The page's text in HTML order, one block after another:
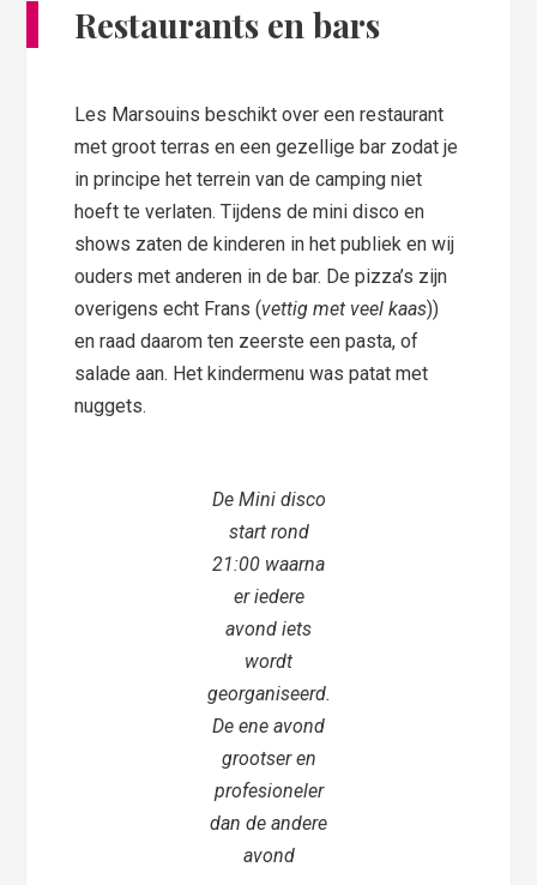
Restaurants en bars
Les Marsouins beschikt over een restaurant
met groot terras en een gezellige bar zodat je
in principe het terrein van de camping niet
hoeft te verlaten. Tijdens de mini disco en
shows zaten de kinderen in het publiek en wij
ouders met anderen in de bar. De pizza’s zijn
overigens echt Frans (vettig met veel kaas))
en raad daarom ten zeerste een pasta, of
salade aan. Het kindermenu was patat met
nuggets.
De Mini disco
start rond
21:00 waarna
er iedere
avond iets
wordt
georganiseerd.
De ene avond
grootser en
profesioneler
dan de andere
avond